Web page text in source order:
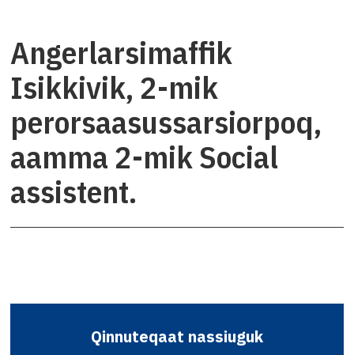
Angerlarsimaffik
Isikkivik, 2-mik
perorsaasussarsiorpoq,
aamma 2-mik Social
assistent.
Qinnuteqaat nassiuguk